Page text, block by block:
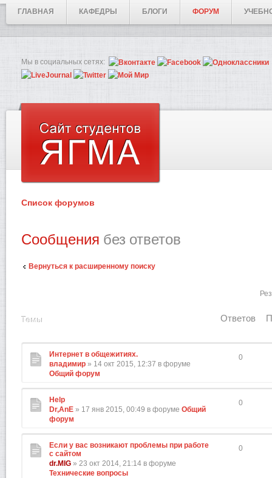
ГЛАВНАЯ КАФЕДРЫ БЛОГИ ФОРУМ
Мы в социальных сетях:
Список форумов
Сообщения без ответов
Вернуться к расширенному поиску
Темы Ответов
Интернет в общежитиях.
владимир » 14 окт 2015, 12:37 в форуме
Общий форум
0
Help
Dr,AnE » 17 янв 2015, 00:49 в форуме Общий
форум
0
Если у вас возникают проблемы при работе
с сайтом
dr.MIG » 23 окт 2014, 21:14 в форуме
Технические вопросы
0